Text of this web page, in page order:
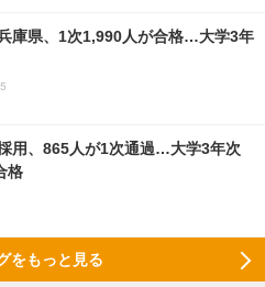
兵庫県、1次1,990人が合格…大学3年
用、865人が1次通過…大学3年次
格
をもっと見る